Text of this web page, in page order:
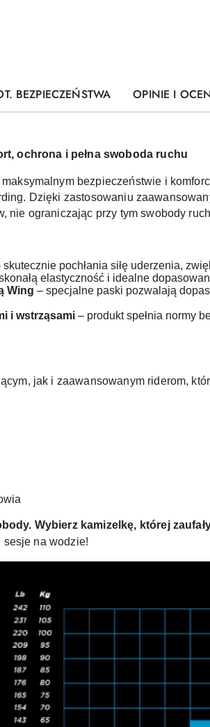
BEZPIECZEŃSTWA OPINIE I
ochrona i pełna swoboda ruchu
bezpieczeństwie i
Dzięki zastosowaniu
nie ograniczając przy tym swobody
skutecznie pochłania siłę uderzenia,
elastyczność i idealne
Wing – specjalne paski pozwalają
i wstrząsami – produkt spełnia normy
jak i zaawansowanym riderom,
Wybierz kamizelkę, której
sesje na wodzie!